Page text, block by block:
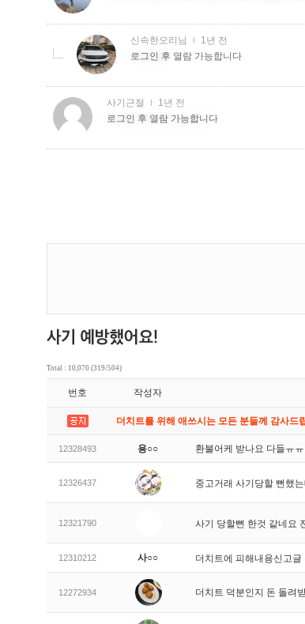
Total : 10,070 (319/504)
번호 작성자
더치트를 위해 애쓰시는 모든 분들께 감사드
12328493 용○○ 환불어케 받나요 다들ㅠㅠ
12326437 중고거래 사기당할 뻔했
12321790 사기 당할뻔 한것 같네요
12310212 사○○ 더치트에 피해내용신고
12272934 더치트 덕분인지 돈 돌려